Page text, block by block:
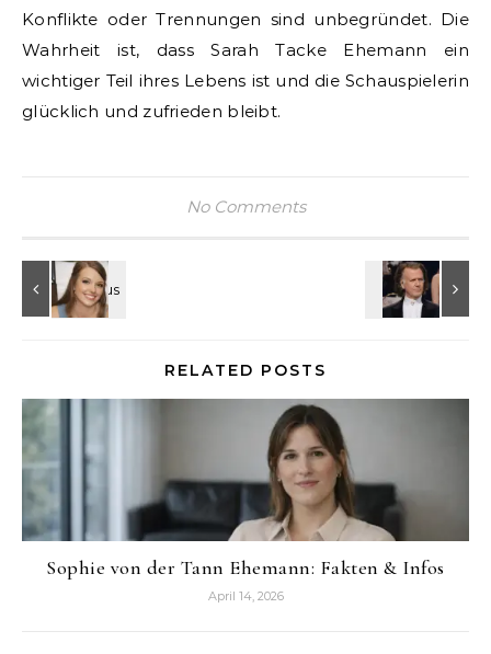
Konflikte oder Trennungen sind unbegründet. Die
Wahrheit ist, dass Sarah Tacke Ehemann ein
wichtiger Teil ihres Lebens ist und die Schauspielerin
glücklich und zufrieden bleibt.
No Comments
RELATED POSTS
Sophie von der Tann Ehemann: Fakten & Infos
April 14, 2026